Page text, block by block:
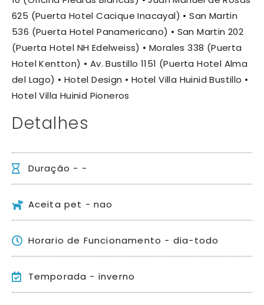
625 (Puerta Hotel Cacique Inacayal) • San Martin
536 (Puerta Hotel Panamericano) • San Martin 202
(Puerta Hotel NH Edelweiss) • Morales 338 (Puerta
Hotel Kentton) • Av. Bustillo 1151 (Puerta Hotel Alma
del Lago) • Hotel Design • Hotel Villa Huinid Bustillo •
Hotel Villa Huinid Pioneros
Detalhes
Duração - -
Aceita pet - nao
Horario de Funcionamento - dia-todo
Temporada - inverno